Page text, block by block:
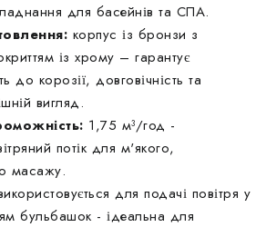
для басейнів та СПА.
корпус із бронзи з
із хрому – гарантує
до корозії, довговічність та
вигляд.
1,75 м³/год -
потік для м'якого,
масажу.
для подачі повітря у
бульбашок - ідеальна для